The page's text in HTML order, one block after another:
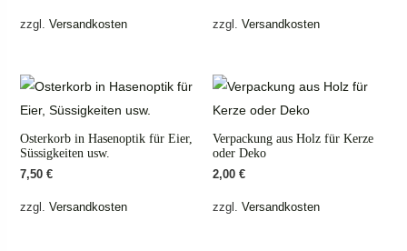
zzgl. Versandkosten zzgl. Versandkosten
Osterkorb in Hasenoptik für Eier,
Süssigkeiten usw.
7,50 €
zzgl. Versandkosten
Verpackung aus Holz für Kerze
oder Deko
2,00 €
zzgl. Versandkosten